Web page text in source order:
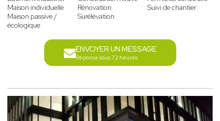
Maison individuelle
Maison passive /
écologique
Rénovation
Surélévation
Suivi de chantier
ENVOYER UN MESSAGE
Réponse sous 72 heures